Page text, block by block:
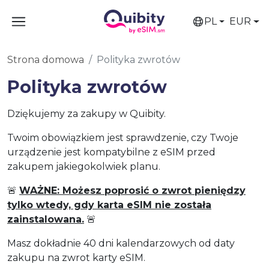
PL EUR
Strona domowa Polityka zwrotów
Polityka zwrotów
Dziękujemy za zakupy w Quibity.
Twoim obowiązkiem jest sprawdzenie, czy Twoje
urządzenie jest kompatybilne z eSIM przed
zakupem jakiegokolwiek planu.
🚨 WAŻNE: Możesz poprosić o zwrot pieniędzy
tylko wtedy, gdy karta eSIM nie została
zainstalowana. 🚨
Masz dokładnie 40 dni kalendarzowych od daty
zakupu na zwrot karty eSIM.